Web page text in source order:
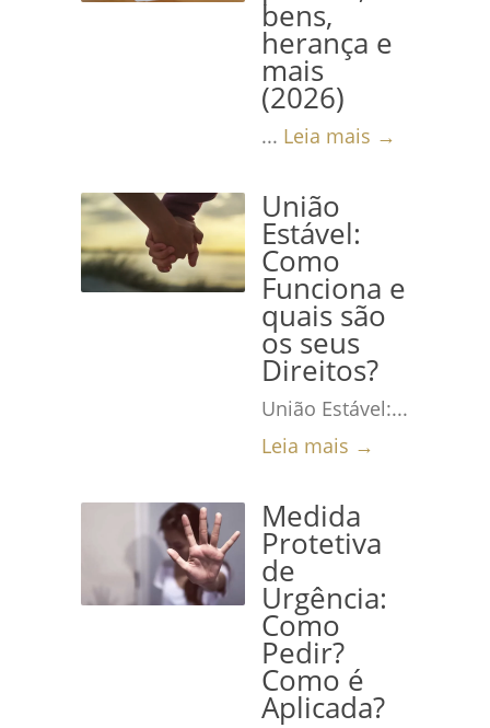
bens,
herança e
mais
(2026)
... Leia mais →
União
Estável:
Como
Funciona e
quais são
os seus
Direitos?
União Estável:...
Leia mais →
Medida
Protetiva
de
Urgência:
Como
Pedir?
Como é
Aplicada?